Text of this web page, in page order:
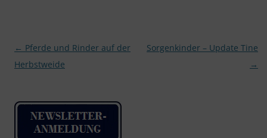
Beitragsnavigation
← Pferde und Rinder auf der
Herbstweide
Sorgenkinder – Update Tine
→